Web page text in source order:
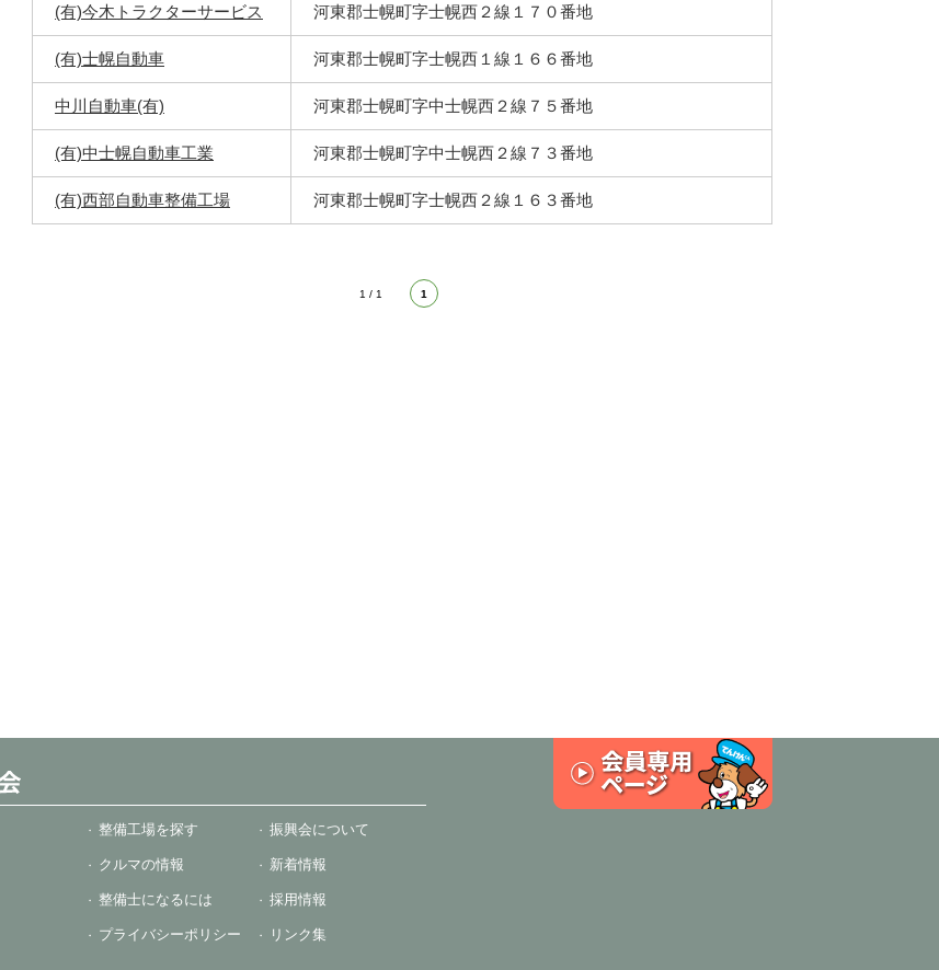
(有)今木トラクターサービス 河東郡士幌町字士幌西２線１７０番地
(有)士幌自動車 河東郡士幌町字士幌西１線１６６番地
中川自動車(有) 河東郡士幌町字中士幌西２線７５番地
(有)中士幌自動車工業 河東郡士幌町字中士幌西２線７３番地
(有)西部自動車整備工場 河東郡士幌町字士幌西２線１６３番地
1 / 1 1
整備工場を探す 振興会について
クルマの情報 新着情報
整備士になるには 採用情報
プライバシーポリシー リンク集